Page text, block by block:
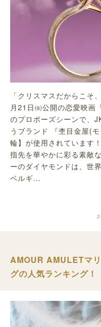
「クリスマスだからこそ
月21日㈮公開の恋愛映画
のプロポーズシーンで、
うブランド 『杢目金屋(
輪】が使用されています
指先を華やかに彩る素敵
ーのダイヤモンドは、世
ベルギ…
AMOUR AMULETマ
グの人気ランキング！